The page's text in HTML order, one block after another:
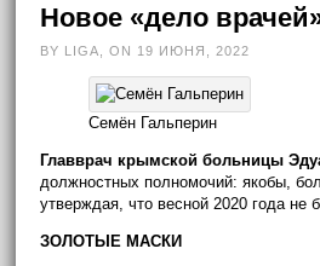
Новое «дело
BY LIGA, ON 19 ИЮНЯ, 2022
Семён Гальперин
Главврач крымской больницы
должностных полномочий: якобы,
утверждая, что весной 2020 года
ЗОЛОТЫЕ МАСКИ